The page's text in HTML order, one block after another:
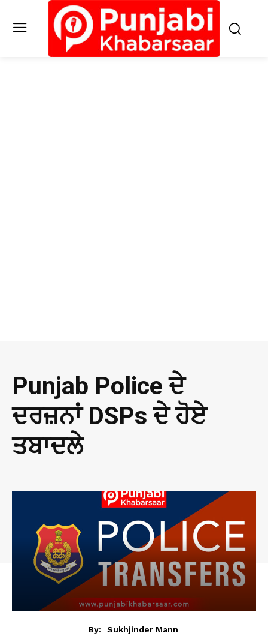
Punjab Police ਦੇ
ਦਰਜ਼ਨਾਂ DSPs ਦੇ ਹੋਏ
ਤਬਾਦਲੇ
By:
Sukhjinder Mann